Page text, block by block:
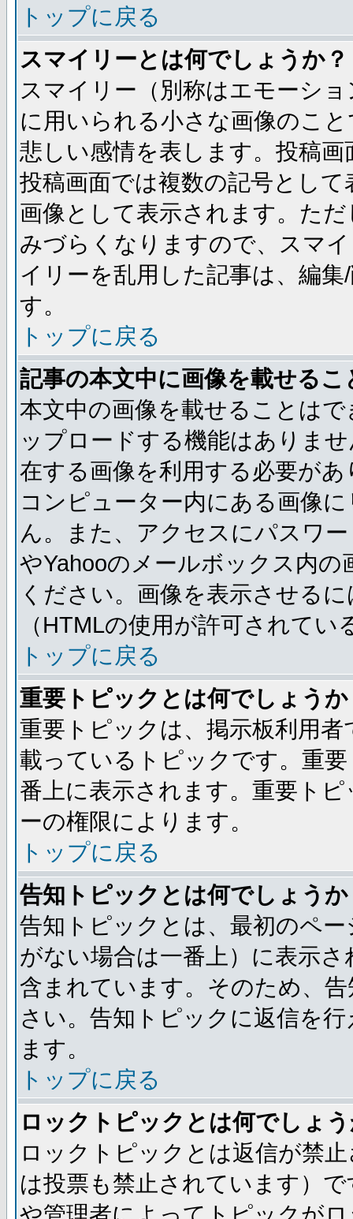
トップに戻る
スマイリーとは何でしょうか？
スマイリー（別称はエモーシ
に用いられる小さな画像のこ
悲しい感情を表します。投稿
投稿画面では複数の記号とし
画像として表示されます。た
みづらくなりますので、スマ
イリーを乱用した記事は、編
す。
トップに戻る
記事の本文中に画像を載せる
本文中の画像を載せることは
ップロードする機能はありま
在する画像を利用する必要が
コンピューター内にある画像
ん。また、アクセスにパスワ
やYahooのメールボックス内
ください。画像を表示させる
（HTMLの使用が許可されて
トップに戻る
重要トピックとは何でしょうか
重要トピックは、掲示板利用
載っているトピックです。重
番上に表示されます。重要ト
ーの権限によります。
トップに戻る
告知トピックとは何でしょうか
告知トピックとは、最初のペ
がない場合は一番上）に表示
含まれています。そのため、
さい。告知トピックに返信を
ます。
トップに戻る
ロックトピックとは何でしょ
ロックトピックとは返信が禁
は投票も禁止されています）